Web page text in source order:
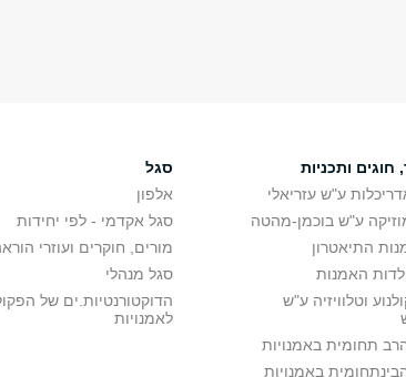
ותכניות
ע"ש עזריאלי
ע"ש בוכמן-מהטה
התיאטרון
האמנות
וטלוויזיה ע"ש
תחומית באמנויות
באמנויות
סגל
אלפון
סגל אקדמי - לפי יחידות
מורים, חוקרים ועוזרי
סגל מנהלי
הדוקטורנטיות.ים של
לאמנויות